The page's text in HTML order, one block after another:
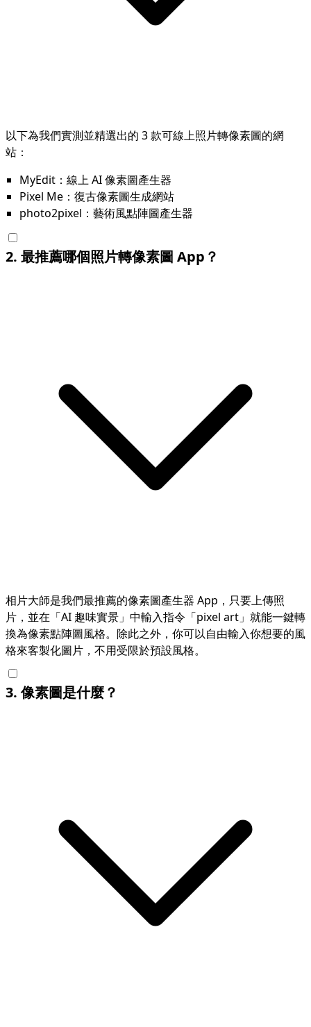
以下為我們實測並精選出的 3 款可線上照片轉像素圖的網
站：
MyEdit：線上 AI 像素圖產生器
Pixel Me：復古像素圖生成網站
photo2pixel：藝術風點陣圖產生器
2. 最推薦哪個照片轉像素圖 App？
相片大師是我們最推薦的像素圖產生器 App，只要上傳照
片，並在「AI 趣味實景」中輸入指令「pixel art」就能一鍵轉
換為像素點陣圖風格。除此之外，你可以自由輸入你想要的風
格來客製化圖片，不用受限於預設風格。
3.像素圖是什麼？